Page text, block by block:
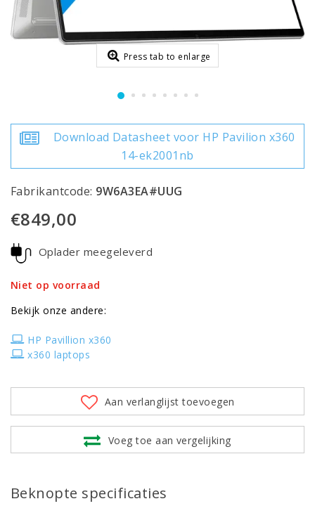
Press tab to enlarge
Download Datasheet voor HP Pavilion x360
14-ek2001nb
Fabrikantcode: 9W6A3EA#UUG
€849,00
Oplader meegeleverd
Niet op voorraad
Bekijk onze andere:
HP Pavillion x360
x360 laptops
Aan verlanglijst toevoegen
Voeg toe aan vergelijking
Beknopte specificaties